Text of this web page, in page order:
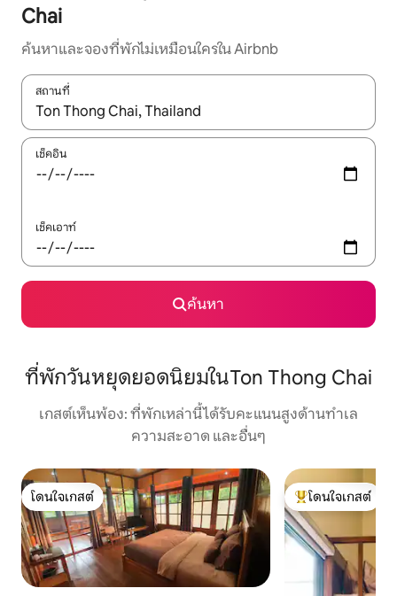
Chai
ค้นหาและจองที่พักไม่เหมือนใครใน Airbnb
สถานที่
ใช้ลูกศรขึ้นลง หรือใช้การสัมผัสหรือปัด เพื่อสำรวจผลการค้นหา
เช็คอิน
เช็คเอาท์
ค้นหา
ที่พักวันหยุดยอดนิยมในTon Thong Chai
เกสต์เห็นพ้อง: ที่พักเหล่านี้ได้รับคะแนนสูงด้านทำเล
ความสะอาด และอื่นๆ
โดนใจเกสต์
โดนใจเกสต์
โดนใจเกสต์ที่สุด
โดนใจเกสต์